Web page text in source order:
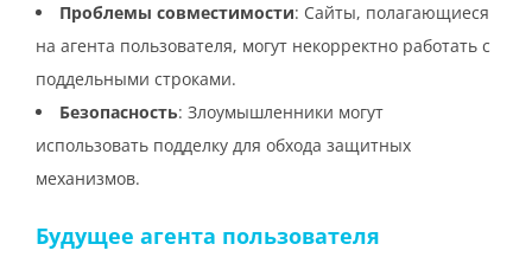
Проблемы совместимости: Сайты, полагающиеся
на агента пользователя, могут некорректно работать с
поддельными строками.
Безопасность: Злоумышленники могут
использовать подделку для обхода защитных
механизмов.
Будущее агента пользователя